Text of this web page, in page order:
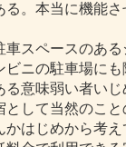
。本当に機能
スペースのあ
ビニの駐車場に
意味弱い者い
して当然のこ
はじめから考